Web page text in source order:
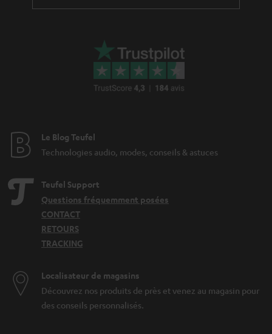
Le Blog Teufel
Technologies audio, modes, conseils & astuces
Teufel Support
Questions fréquemment posées
CONTACT
RETOURS
TRACKING
Localisateur de magasins
Découvrez nos produits de près et venez au magasin pour
des conseils personnalisés.